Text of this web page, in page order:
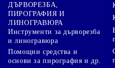
ДЪРВОРЕЗБА,
ПИРОГРАФИЯ И
ЛИНОГРАВЮРА
Инструменти за дърворезба
и линогравюра
Помощни средства и
основи за пирография и др.